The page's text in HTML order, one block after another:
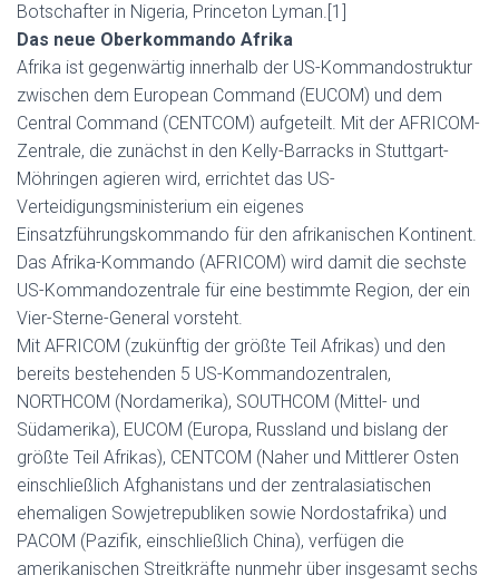
Botschafter in Nigeria, Princeton Lyman.[1]
Das neue Oberkommando Afrika
Afrika ist gegenwärtig innerhalb der US-Kommandostruktur
zwischen dem European Command (EUCOM) und dem
Central Command (CENTCOM) aufgeteilt. Mit der AFRICOM-
Zentrale, die zunächst in den Kelly-Barracks in Stuttgart-
Möhringen agieren wird, errichtet das US-
Verteidigungsministerium ein eigenes
Einsatzführungskommando für den afrikanischen Kontinent.
Das Afrika-Kommando (AFRICOM) wird damit die sechste
US-Kommandozentrale für eine bestimmte Region, der ein
Vier-Sterne-General vorsteht.
Mit AFRICOM (zukünftig der größte Teil Afrikas) und den
bereits bestehenden 5 US-Kommandozentralen,
NORTHCOM (Nordamerika), SOUTHCOM (Mittel- und
Südamerika), EUCOM (Europa, Russland und bislang der
größte Teil Afrikas), CENTCOM (Naher und Mittlerer Osten
einschließlich Afghanistans und der zentralasiatischen
ehemaligen Sowjetrepubliken sowie Nordostafrika) und
PACOM (Pazifik, einschließlich China), verfügen die
amerikanischen Streitkräfte nunmehr über insgesamt sechs